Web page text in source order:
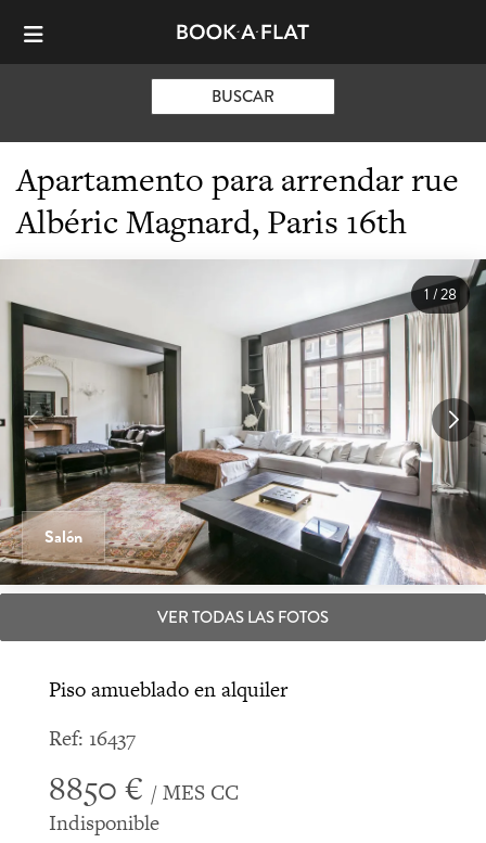
BUSCAR
Apartamento para arrendar rue
Albéric Magnard, Paris 16th
Salón
1/28
VER TODAS LAS FOTOS
Piso amueblado en alquiler
Ref: 16437
8850 € / MES CC
Indisponible